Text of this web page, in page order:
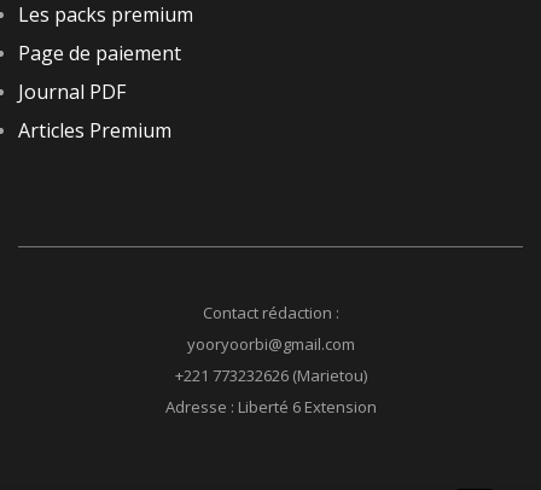
Les packs premium
Page de paiement
Journal PDF
Articles Premium
Contact rédaction :
yooryoorbi@gmail.com
+221 773232626 (Marietou)
Adresse : Liberté 6 Extension